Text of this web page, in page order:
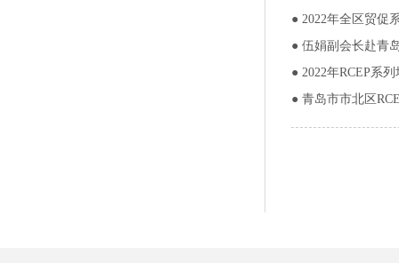
● 2022年全区贸促
● 伍娟副会长赴青
● 2022年RCEP系
● 青岛市市北区